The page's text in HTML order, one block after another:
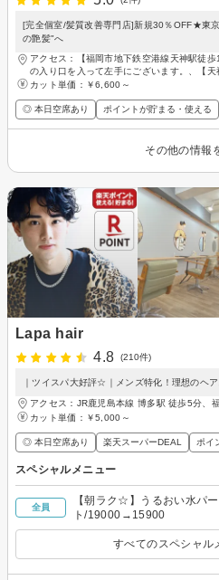
[完全個室/髪質改善専門店]新規30％OFF★東
の艶髪"へ
アクセス：【福岡市地下鉄空港線天神駅徒
の入り口を入って左手にございます。、【
カット単価： ￥6,600～
◎ 本日空席あり ポイントが貯まる・使える
その他の情報
Lapa hair
4.8
(210件)
｜ツイスパ大好評☆｜メンズ特化！理想のヘ
アクセス：JR鹿児島本線 博多駅 徒歩5分、
カット単価： ￥5,000～
◎ 本日空席あり 楽天スーパーDEAL ポイ
スペシャルメニュー
全員
【朝ラク☆】うるおい水パ
ト/19000→15900
すべてのスペシャル